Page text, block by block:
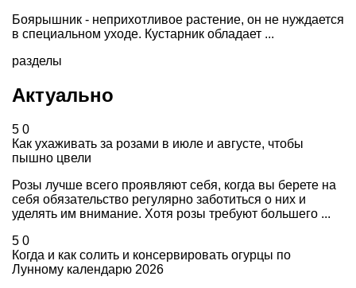
Боярышник - неприхотливое растение, он не нуждается
в специальном уходе. Кустарник обладает ...
разделы
Актуально
5 0
Как ухаживать за розами в июле и августе, чтобы
пышно цвели
Розы лучше всего проявляют себя, когда вы берете на
себя обязательство регулярно заботиться о них и
уделять им внимание. Хотя розы требуют большего ...
5 0
Когда и как солить и консервировать огурцы по
Лунному календарю 2026